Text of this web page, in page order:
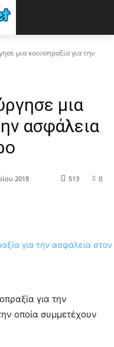
μια κοινοπραξία για την
μια
ασφάλεια
2018 0
513
για την
οποία συμμετέχουν